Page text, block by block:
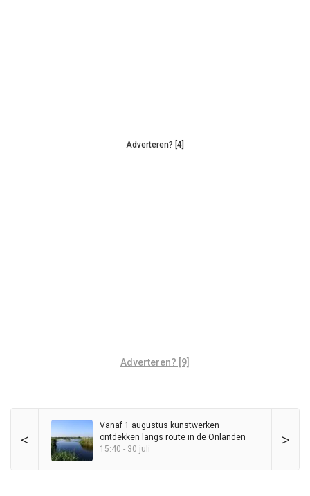
Adverteren? [4]
Adverteren? [9]
< >
Vanaf 1 augustus kunstwerken
ontdekken langs route in de Onlanden
15:40 - 30 juli